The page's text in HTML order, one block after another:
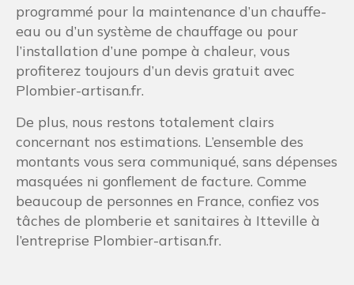
programmé pour la maintenance d’un chauffe-
eau ou d’un système de chauffage ou pour
l’installation d’une pompe à chaleur, vous
profiterez toujours d’un devis gratuit avec
Plombier-artisan.fr.
De plus, nous restons totalement clairs
concernant nos estimations. L’ensemble des
montants vous sera communiqué, sans dépenses
masquées ni gonflement de facture. Comme
beaucoup de personnes en France, confiez vos
tâches de plomberie et sanitaires à Itteville à
l’entreprise Plombier-artisan.fr.